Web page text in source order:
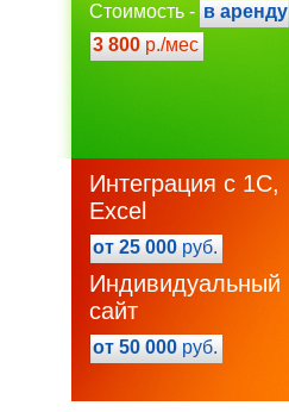
Стоимость - в аренду
3 800 р./мес
Интеграция с 1С,
Excel
от 25 000 руб.
Индивидуальный
сайт
от 50 000 руб.